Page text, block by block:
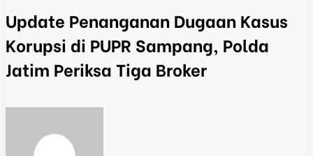
Update Penanganan Dugaan Kasus
Korupsi di PUPR Sampang, Polda
Jatim Periksa Tiga Broker